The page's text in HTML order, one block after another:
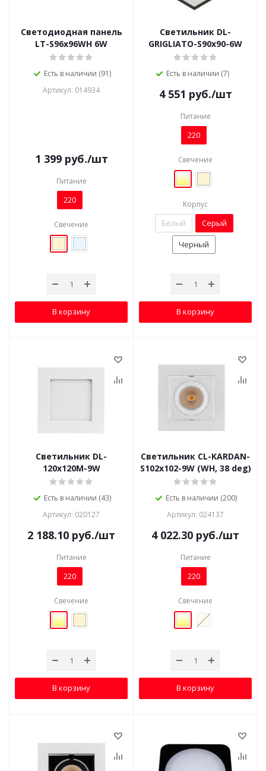
Светодиодная панель
LT-S96x96WH 6W
Есть в наличии (91)
Артикул: 014934
1 399руб./шт
Питание
220
Свечение
В корзину
Светильник DL-
GRIGLIATO-S90x90-6W
Есть в наличии (7)
4 551 руб./шт
Питание
220
Свечение
Корпус
Белый
Серый
Черный
В корзину
Светильник DL-
120x120M-9W
Есть в наличии (43)
Артикул: 020127
2 188.10 руб./шт
Питание
220
Свечение
В корзину
Светильник CL-KARDAN-
S102x102-9W (WH, 38 deg)
Есть в наличии (200)
Артикул: 024137
4 022.30 руб./шт
Питание
220
Свечение
В корзину